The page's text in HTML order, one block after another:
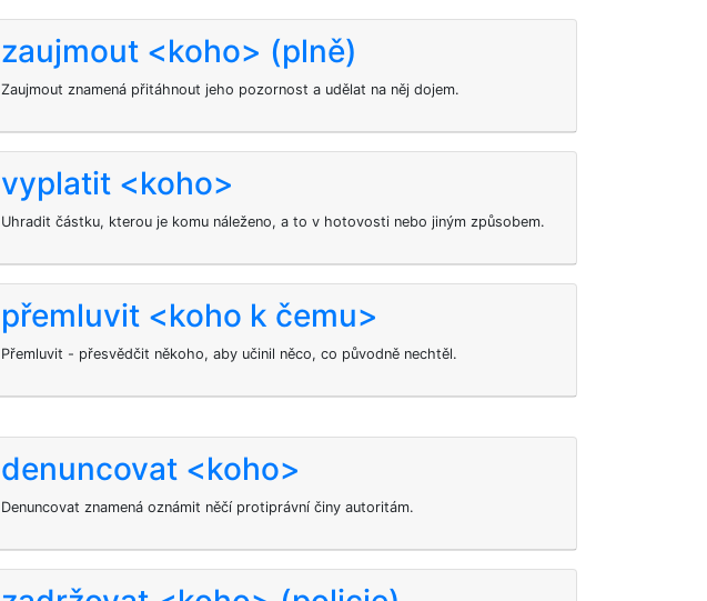
zaujmout <koho> (plně)
Zaujmout znamená přitáhnout jeho pozornost a udělat na něj dojem.
vyplatit <koho>
Uhradit částku, kterou je komu náleženo, a to v hotovosti nebo jiným způsobem.
přemluvit <koho k čemu>
Přemluvit - přesvědčit někoho, aby učinil něco, co původně nechtěl.
denuncovat <koho>
Denuncovat znamená oznámit něčí protiprávní činy autoritám.